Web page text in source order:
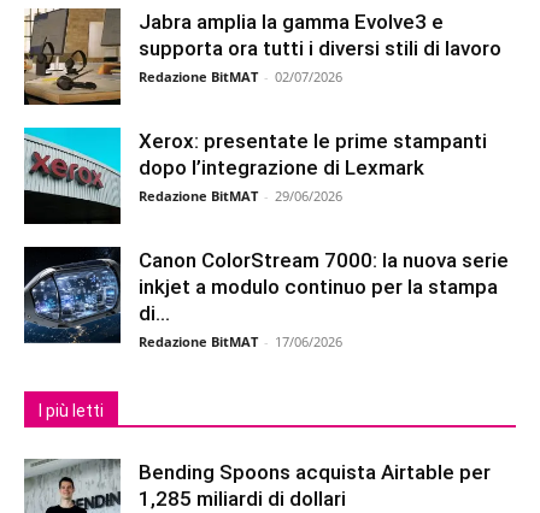
Jabra amplia la gamma Evolve3 e
supporta ora tutti i diversi stili di lavoro
Redazione BitMAT - 02/07/2026
Xerox: presentate le prime stampanti
dopo l’integrazione di Lexmark
Redazione BitMAT - 29/06/2026
Canon ColorStream 7000: la nuova serie
inkjet a modulo continuo per la stampa
di...
Redazione BitMAT - 17/06/2026
I più letti
Bending Spoons acquista Airtable per
1,285 miliardi di dollari